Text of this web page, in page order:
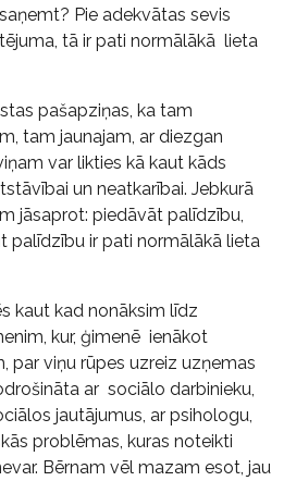
Pie adekvātas sevis
tā ir pati normālākā lieta
pašapziņas, ka tam
tam jaunajam, ar diezgan
var likties kā kaut kāds
un neatkarībai. Jebkurā
jāsaprot: piedāvāt palīdzību,
palīdzību ir pati normālākā lieta
kaut kad nonāksim līdz
kur, ģimenē ienākot
par viņu rūpes uzreiz uzņemas
ar sociālo darbinieku,
jautājumus, ar psihologu,
problēmas, kuras noteikti
Bērnam vēl mazam esot, jau